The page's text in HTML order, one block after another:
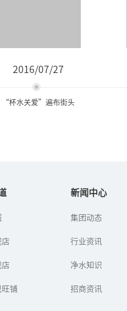
2016/07/27
“杯水关爱”遍布街头
次启动“杯水关
商家和市民加入队
暑解渴中药或...
店
店
铺
新闻中心
集团动态
行业资讯
净水知识
招商资讯